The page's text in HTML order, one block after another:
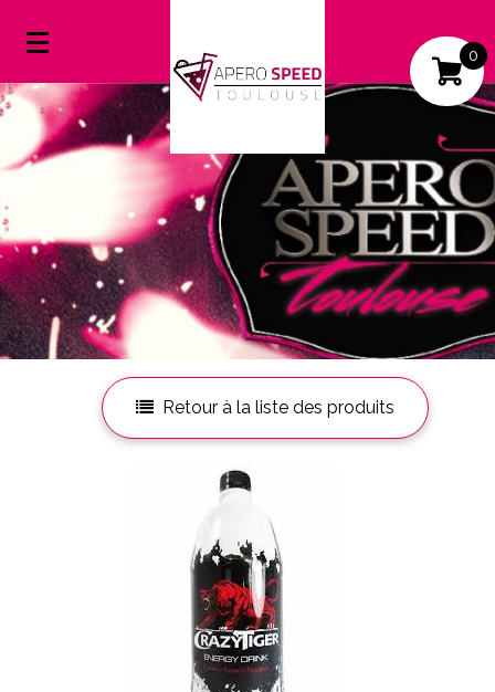
Mon compte
Mes favoris
0
Retour à la liste des produits